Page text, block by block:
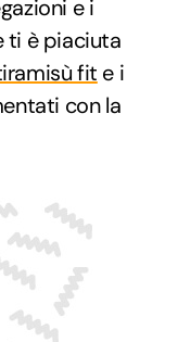
e i
ti è piaciuta
fit e i
con la